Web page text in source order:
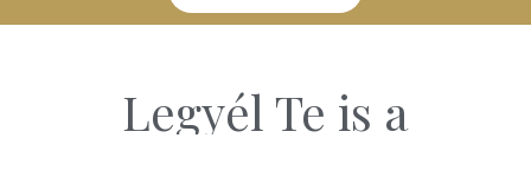
Legyél Te is a